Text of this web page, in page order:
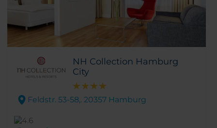
NH Collection Hamburg
City
Feldstr. 53-58,. 20357 Hamburg